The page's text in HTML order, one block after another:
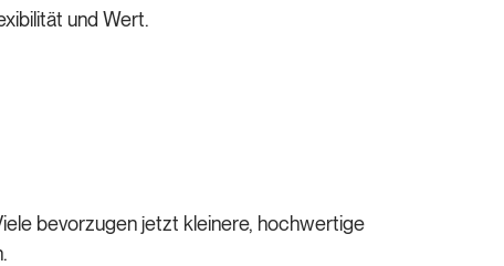
und Wert.
bevorzugen jetzt kleinere, hochwertige